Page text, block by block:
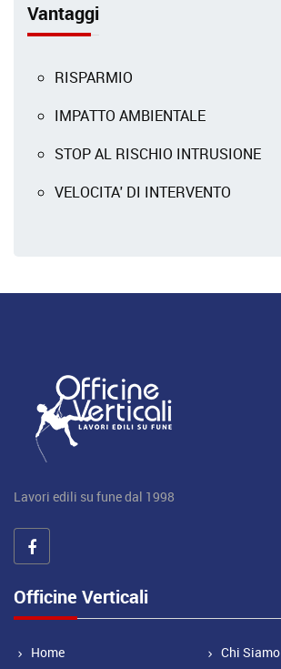
Vantaggi
RISPARMIO
IMPATTO AMBIENTALE
STOP AL RISCHIO INTRUSIONE
VELOCITA' DI INTERVENTO
Lavori edili su fune dal 1998
Officine Verticali
Home Chi Siamo